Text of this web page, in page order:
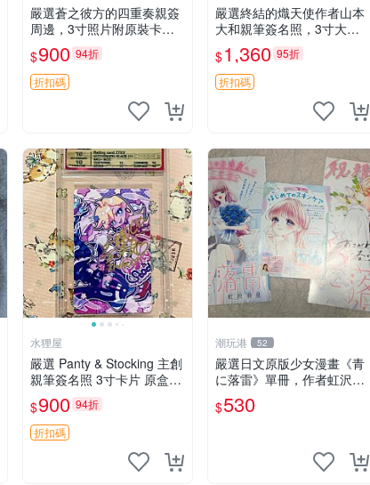
嚴選蒼之彼方的四重奏親簽
周邊，3寸照片附原裝卡磚
親簽照 收藏級 影印品 杜蕾
斯相紙質地 限量版 Aokana
Four Rhythm 藍光紀念照
簽名
$900 94折
折扣碼
嚴選終結的熾天使作者山本
大和親筆簽名照，3寸大小
附原裝卡磚 終結的熾天使
簽名照片 親筆簽名周邊
$1,360 95折
折扣碼
水狸屋
嚴選 Panty & Stocking 主創
親筆簽名照 3寸卡片 原盒保
証 現場直拍 精確關鍵詞：P
anty Stocking 周邊 照片
$900 94折
折扣碼
潮玩港 52
嚴選日文原版少女漫畫《青
に落雷》單冊，作者虹沢羽
見精心創作，封面藍玫瑰情
侶插畫唯美動人， STORY 3
$530